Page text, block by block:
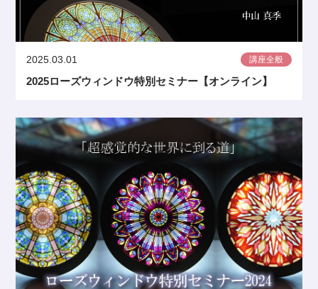
2025.03.01 講座全般
2025ローズウィンドウ特別セミナー【オンライン】